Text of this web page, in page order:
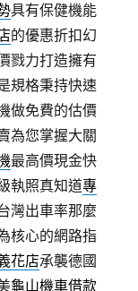
具有保健機能
的優惠折扣幻
戮力打造擁有
規格秉持快速
做免費的估價
為您掌握大關
最高價現金快
執照真知道專
灣出車率那麼
核心的網路指
花店承襲德國
龜山機車借款